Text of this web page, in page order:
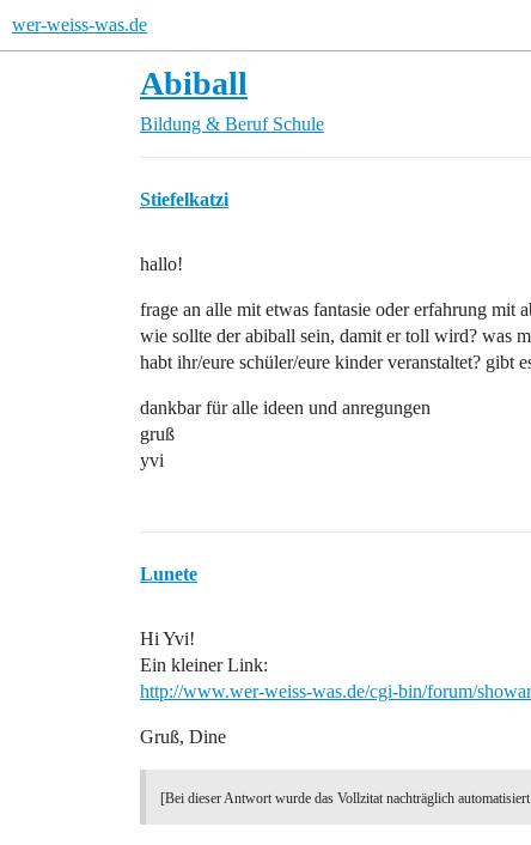
wer-weiss-was.de
Abiball
Bildung & Beruf Schule
Stiefelkatzi
hallo!
frage an alle mit etwas fantasie oder erfahrung mit
wie sollte der abiball sein, damit er toll wird? was
habt ihr/eure schüler/eure kinder veranstaltet? gibt
dankbar für alle ideen und anregungen
gruß
yvi
Lunete
Hi Yvi!
Ein kleiner Link:
http://www.wer-weiss-was.de/cgi-bin/forum/
Gruß, Dine
[Bei dieser Antwort wurde das Vollzitat nachträglich